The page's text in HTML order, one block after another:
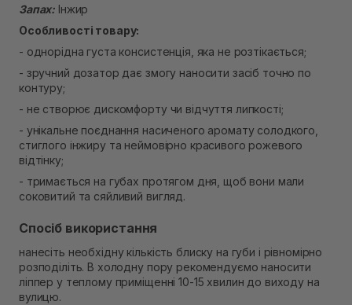
Запах: Інжир
Особливості товару:
- однорідна густа консистенція, яка не розтікається;
- зручний дозатор дає змогу наносити засіб точно по
контуру;
- не створює дискомфорту чи відчуття липкості;
- унікальне поєднання насиченого аромату солодкого,
стиглого інжиру та неймовірно красивого рожевого
відтінку;
- тримається на губах протягом дня, щоб вони мали
соковитий та сяйливий вигляд.
Спосіб використання
нанесіть необхідну кількість блиску на губи і рівномірно
розподіліть. В холодну пору рекомендуємо наносити
ліппер у теплому приміщенні 10-15 хвилин до виходу на
вулицю.